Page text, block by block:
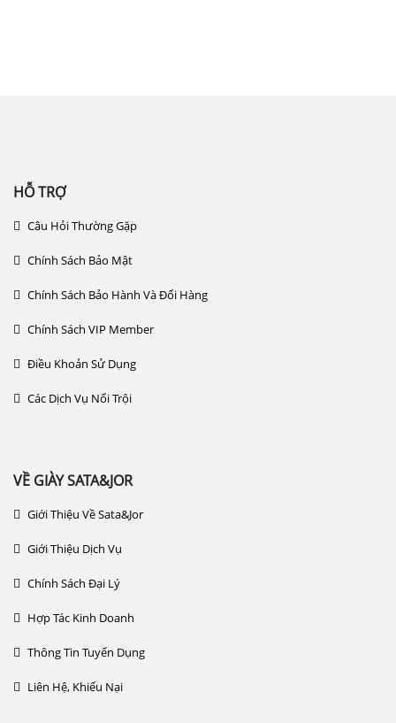
HỖ TRỢ
Câu Hỏi Thường Gặp
Chính Sách Bảo Mật
Chính Sách Bảo Hành Và Đổi Hàng
Chính Sách VIP Member
Điều Khoản Sử Dụng
Các Dịch Vụ Nổi Trội
VỀ GIÀY SATA&JOR
Giới Thiệu Về Sata&jor
Giới Thiệu Dịch Vụ
Chính Sách Đại Lý
Hợp Tác Kinh Doanh
Thông Tin Tuyển Dụng
Liên Hệ, Khiếu Nại